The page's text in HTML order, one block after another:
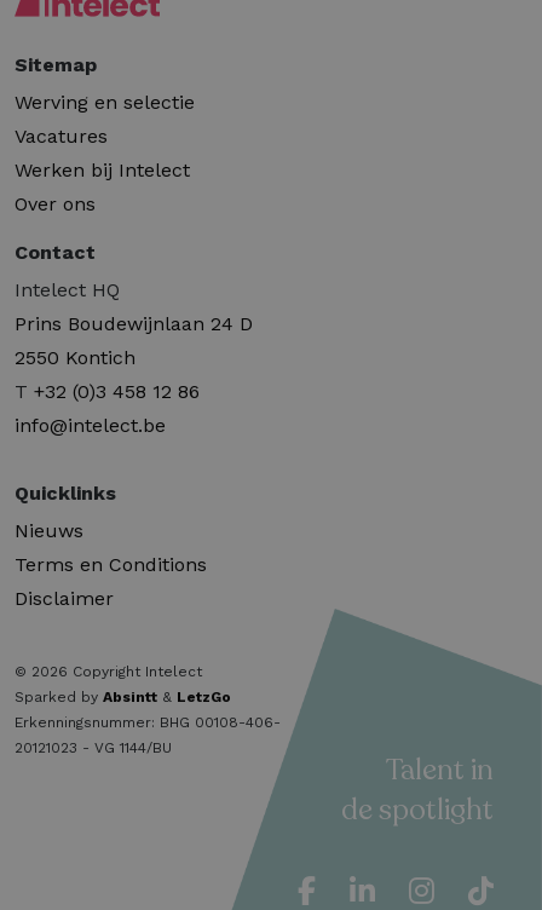
Sitemap
Werving en selectie
Vacatures
Werken bij Intelect
Over ons
Contact
Intelect HQ
Prins Boudewijnlaan 24 D
2550 Kontich
T +32 (0)3 458 12 86
info@intelect.be
Quicklinks
Nieuws
Terms en Conditions
Disclaimer
© 2026 Copyright Intelect
Sparked by Absintt & LetzGo
Erkenningsnummer: BHG 00108-406-
20121023 - VG 1144/BU
Talent in
de spotlight